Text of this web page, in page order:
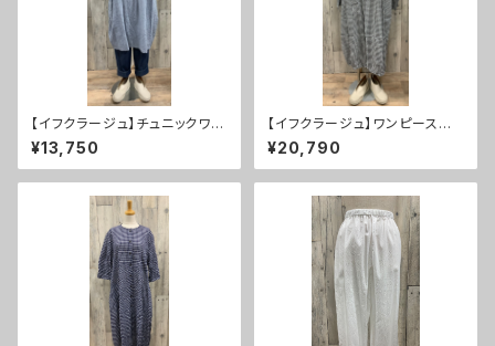
【イフクラージュ】チュニックワン
ピース ５０％ＯＦＦ
¥13,750
【イフクラージュ】ワンピース ３
０％ＯＦＦ
¥20,790